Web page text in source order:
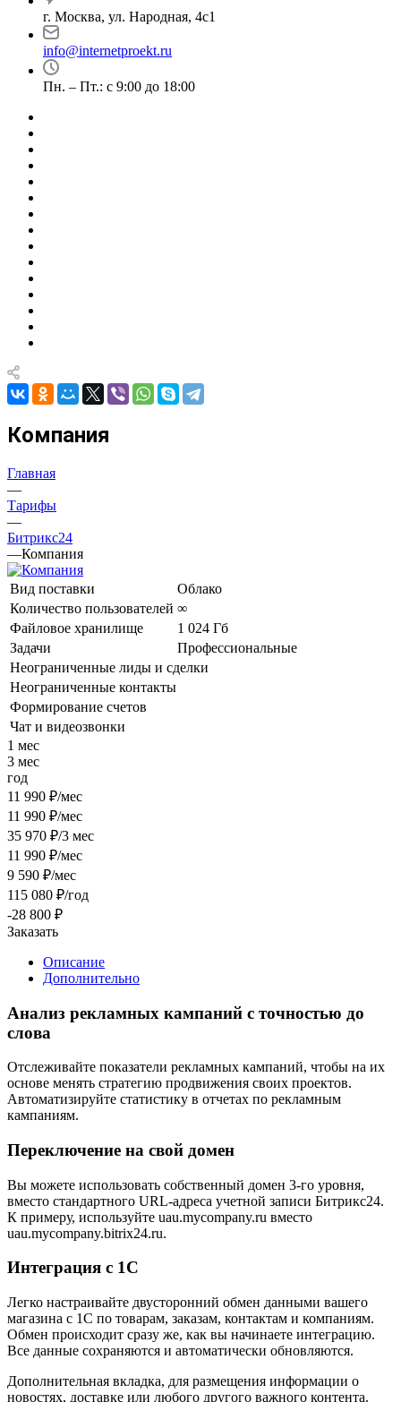
г. Москва, ул. Народная, 4с1
info@internetproekt.ru
Пн. – Пт.: с 9:00 до 18:00
Компания
Главная
—
Тарифы
—
Битрикс24
—Компания
Вид поставки
Облако
Количество пользователей ∞
Файловое хранилище
1 024 Гб
Задачи
Профессиональные
Неограниченные лиды и сделки
Неограниченные контакты
Формирование счетов
Чат и видеозвонки
1 мес
3 мес
год
11 990 ₽/мес
11 990 ₽/мес
35 970 ₽/3 мес
11 990 ₽/мес
9 590 ₽/мес
115 080 ₽/год
-28 800 ₽
Заказать
Описание
Дополнительно
Анализ рекламных кампаний с точностью до
слова
Отслеживайте показатели рекламных кампаний, чтобы на их
основе менять стратегию продвижения своих проектов.
Автоматизируйте статистику в отчетах по рекламным
кампаниям.
Переключение на свой домен
Вы можете использовать собственный домен 3-го уровня,
вместо стандартного URL-адреса учетной записи Битрикс24.
К примеру, используйте uau.mycompany.ru вместо
uau.mycompany.bitrix24.ru.
Интеграция с 1С
Легко настраивайте двусторонний обмен данными вашего
магазина с 1С по товарам, заказам, контактам и компаниям.
Обмен происходит сразу же, как вы начинаете интеграцию.
Все данные сохраняются и автоматически обновляются.
Дополнительная вкладка, для размещения информации о
новостях, доставке или любого другого важного контента.